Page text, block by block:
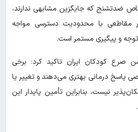
ضدتشنج که جایگزین مشابهی ندارند،
با محدودیت دسترسی مواجه
توجه و پیگیری مستمر است.
صرع کودکان ایران تاکید کرد: برخی
پاسخ درمانی بهتری می‌دهند و تغییر یا
نیست، بنابراین تأمین پایدار این